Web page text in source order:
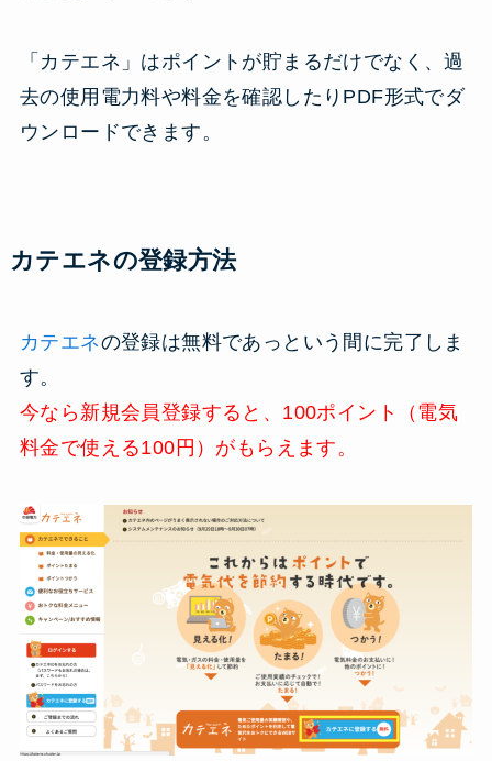
「カテエネ」はポイントが貯まるだけでなく、過
去の使用電力料や料金を確認したりPDF形式でダ
ウンロードできます。
カテエネの登録方法
カテエネの登録は無料であっという間に完了しま
す。
今なら新規会員登録すると、 100ポイント（電気
料金で使える100円）がもらえます。